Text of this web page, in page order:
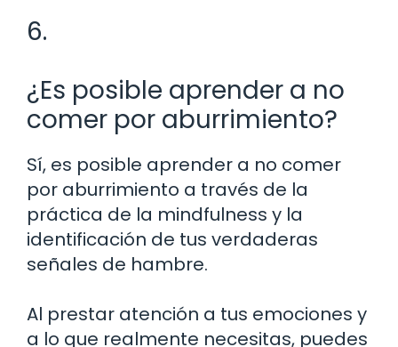
6.
¿Es posible aprender a no
comer por aburrimiento?
Sí, es posible aprender a no comer
por aburrimiento a través de la
práctica de la mindfulness y la
identificación de tus verdaderas
señales de hambre.
Al prestar atención a tus emociones y
a lo que realmente necesitas, puedes